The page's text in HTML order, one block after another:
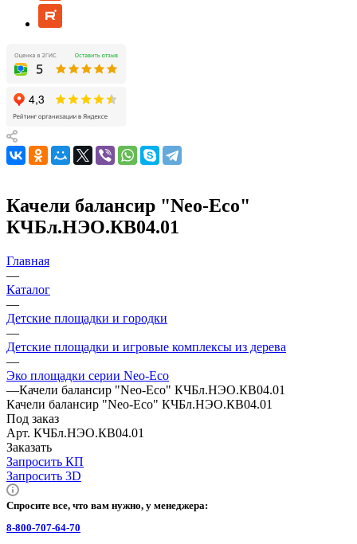
Качели балансир "Neo-Eco"
КЧБл.НЭО.КВ04.01
Главная
—
Каталог
—
Детские площадки и городки
—
Детские площадки и игровые комплексы из дерева
—
Эко площадки серии Neo-Eco
—Качели балансир "Neo-Eco" КЧБл.НЭО.КВ04.01
Качели балансир "Neo-Eco" КЧБл.НЭО.КВ04.01
Под заказ
Арт. КЧБл.НЭО.КВ04.01
Заказать
Запросить КП
Запросить 3D
Спросите все, что вам нужно, у менеджера:
8-800-707-64-70